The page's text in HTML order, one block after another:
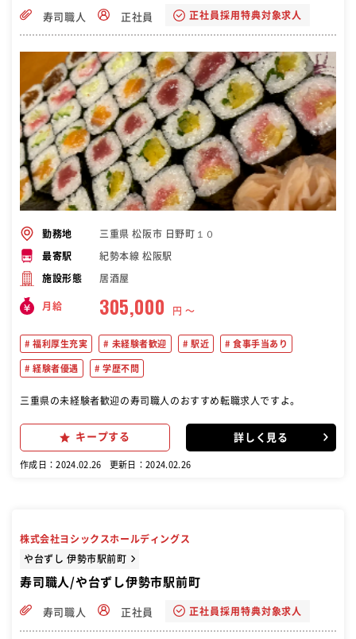
寿司職人 正社員 正社員採用特典対象求人
勤務地 三重県 松阪市 日野町１０
最寄駅 紀勢本線 松阪駅
施設形態 居酒屋
月給 305,000 円 〜
福利厚生充実 未経験者歓迎 駅近 食事手当あり
経験者優遇 学歴不問
三重県の未経験者歓迎の寿司職人のおすすめ転職求人ですよ。
キープする 詳しく見る
作成日：2024.02.26 更新日：2024.02.26
株式会社ヨシックスホールディングス
や台ずし 伊勢市駅前町
寿司職人/や台ずし伊勢市駅前町
寿司職人 正社員 正社員採用特典対象求人